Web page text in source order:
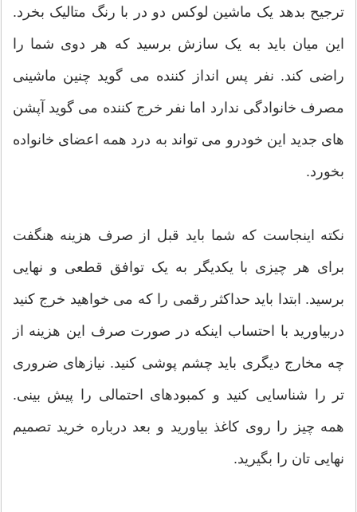
ترجیح بدهد یک ماشین لوکس دو در با رنگ متالیک بخرد.
این میان باید به یک سازش برسید که هر دوی شما را
راضی کند. نفر پس انداز کننده می گوید چنین ماشینی
مصرف خانوادگی ندارد اما نفر خرج کننده می گوید آپشن
های جدید این خودرو می تواند به درد همه اعضای خانواده
بخورد.
نکته اینجاست که شما باید قبل از صرف هزینه هنگفت
برای هر چیزی با یکدیگر به یک توافق قطعی و نهایی
برسید. ابتدا باید حداکثر رقمی را که می خواهید خرج کنید
دربیاورید با احتساب اینکه در صورت صرف این هزینه از
چه مخارج دیگری باید چشم پوشی کنید. نیازهای ضروری
تر را شناسایی کنید و کمبودهای احتمالی را پیش بینی.
همه چیز را روی کاغذ بیاورید و بعد درباره خرید تصمیم
نهایی تان را بگیرید.